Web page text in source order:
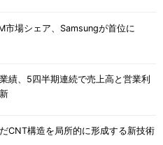
市場シェア、Samsungが首位に
績、5四半期連続で売上高と営業利
CNT構造を局所的に形成する新技術